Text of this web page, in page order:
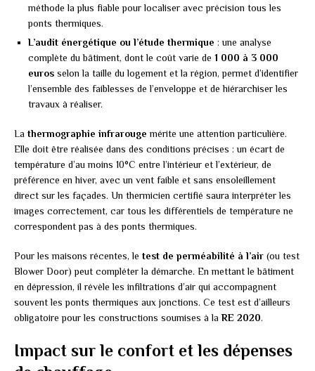
méthode la plus fiable pour localiser avec précision tous les
ponts thermiques.
L’audit énergétique ou l’étude thermique : une analyse
complète du bâtiment, dont le coût varie de 1 000 à 3 000
euros selon la taille du logement et la région, permet d’identifier
l’ensemble des faiblesses de l’enveloppe et de hiérarchiser les
travaux à réaliser.
La thermographie infrarouge mérite une attention particulière.
Elle doit être réalisée dans des conditions précises : un écart de
température d’au moins 10°C entre l’intérieur et l’extérieur, de
préférence en hiver, avec un vent faible et sans ensoleillement
direct sur les façades. Un thermicien certifié saura interpréter les
images correctement, car tous les différentiels de température ne
correspondent pas à des ponts thermiques.
Pour les maisons récentes, le test de perméabilité à l’air (ou test
Blower Door) peut compléter la démarche. En mettant le bâtiment
en dépression, il révèle les infiltrations d’air qui accompagnent
souvent les ponts thermiques aux jonctions. Ce test est d’ailleurs
obligatoire pour les constructions soumises à laRE 2020.
Impact sur le confort et les dépenses